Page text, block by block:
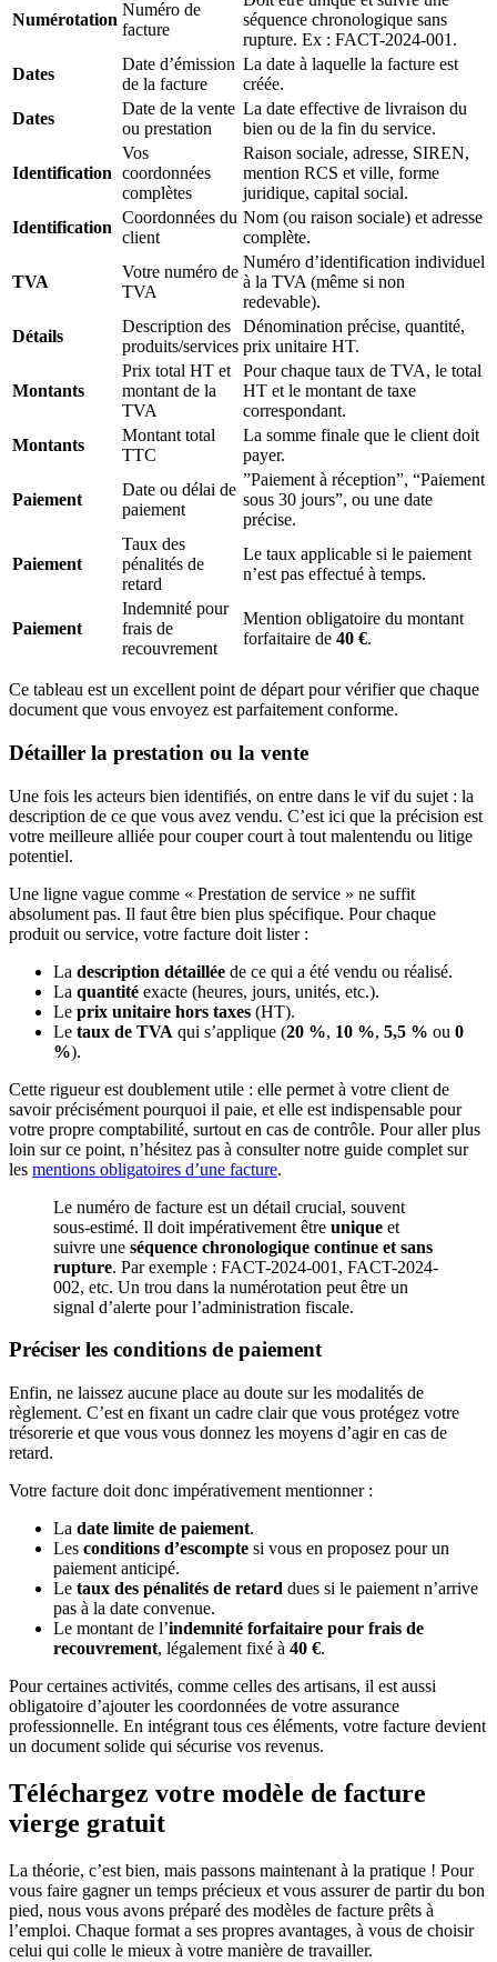
Numérotation
Numéro de
facture
séquence chronologique sans
rupture. Ex : FACT-2024-001.
Dates
Date d’émission
de la facture
La date à laquelle la facture est
créée.
Dates
Date de la vente
ou prestation
La date effective de livraison du
bien ou de la fin du service.
Identification
Vos
coordonnées
complètes
Raison sociale, adresse, SIREN,
mention RCS et ville, forme
juridique, capital social.
Identification
Coordonnées du
client
Nom (ou raison sociale) et adresse
complète.
TVA
Votre numéro de
TVA
Numéro d’identification individuel
à la TVA (même si non
redevable).
Détails
Description des
produits/services
Dénomination précise, quantité,
prix unitaire HT.
Montants
Prix total HT et
montant de la
TVA
Pour chaque taux de TVA, le total
HT et le montant de taxe
correspondant.
Montants
Montant total
TTC
La somme finale que le client doit
payer.
Paiement
Date ou délai de
paiement
”Paiement à réception”, “Paiement
sous 30 jours”, ou une date
précise.
Paiement
Taux des
pénalités de
retard
Le taux applicable si le paiement
n’est pas effectué à temps.
Paiement
Indemnité pour
frais de
recouvrement
Mention obligatoire du montant
forfaitaire de 40 €.
Ce tableau est un excellent point de départ pour vérifier que chaque
document que vous envoyez est parfaitement conforme.
Détailler la prestation ou la vente
Une fois les acteurs bien identifiés, on entre dans le vif du sujet : la
description de ce que vous avez vendu. C’est ici que la précision est
votre meilleure alliée pour couper court à tout malentendu ou litige
potentiel.
Une ligne vague comme « Prestation de service » ne suffit
absolument pas. Il faut être bien plus spécifique. Pour chaque
produit ou service, votre facture doit lister :
La description détaillée de ce qui a été vendu ou réalisé.
La quantité exacte (heures, jours, unités, etc.).
Le prix unitaire hors taxes (HT).
Le taux de TVA qui s’applique (20 %, 10 %, 5,5 % ou 0
%).
Cette rigueur est doublement utile : elle permet à votre client de
savoir précisément pourquoi il paie, et elle est indispensable pour
votre propre comptabilité, surtout en cas de contrôle. Pour aller plus
loin sur ce point, n’hésitez pas à consulter notre guide complet sur
les mentions obligatoires d’une facture.
Le numéro de facture est un détail crucial, souvent
sous-estimé. Il doit impérativement être unique et
suivre une séquence chronologique continue et sans
rupture. Par exemple : FACT-2024-001, FACT-2024-
002, etc. Un trou dans la numérotation peut être un
signal d’alerte pour l’administration fiscale.
Préciser les conditions de paiement
Enfin, ne laissez aucune place au doute sur les modalités de
règlement. C’est en fixant un cadre clair que vous protégez votre
trésorerie et que vous vous donnez les moyens d’agir en cas de
retard.
Votre facture doit donc impérativement mentionner :
La date limite de paiement.
Les conditions d’escompte si vous en proposez pour un
paiement anticipé.
Le taux des pénalités de retard dues si le paiement n’arrive
pas à la date convenue.
Le montant de l’indemnité forfaitaire pour frais de
recouvrement, légalement fixé à 40 €.
Pour certaines activités, comme celles des artisans, il est aussi
obligatoire d’ajouter les coordonnées de votre assurance
professionnelle. En intégrant tous ces éléments, votre facture devient
un document solide qui sécurise vos revenus.
Téléchargez votre modèle de facture
vierge gratuit
La théorie, c’est bien, mais passons maintenant à la pratique ! Pour
vous faire gagner un temps précieux et vous assurer de partir du bon
pied, nous vous avons préparé des modèles de facture prêts à
l’emploi. Chaque format a ses propres avantages, à vous de choisir
celui qui colle le mieux à votre manière de travailler.